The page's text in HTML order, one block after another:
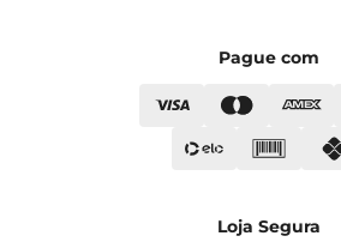
Pague com
Loja Segura